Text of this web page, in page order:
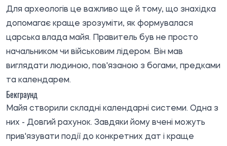
Для археологів це важливо ще й тому, що знахідка
допомагає краще зрозуміти, як формувалася
царська влада майя. Правитель був не просто
начальником чи військовим лідером. Він мав
виглядати людиною, пов'язаною з богами, предками
та календарем.
Бекграунд
Майя створили складні календарні системи. Одна з
них - Довгий рахунок. Завдяки йому вчені можуть
прив'язувати події до конкретних дат і краще